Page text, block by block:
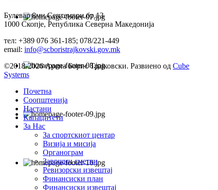
Булевар 8ми Септември бр.13
1000 Скопје, Република Северна Македонија
тел: +389 076 361-185; 078/221-449
email: info@scboristrajkovski.gov.mk
©2018-2026 Арена Борис Трајковски. Развиено од Cube
Systems
Почетна
Соопштенија
Настани
Капацитети
За Нас
За спортскиот центар
Визија и мисија
Органограм
Завршни сметки
Ревизорски извештај
Финансиски план
Финансиски извештај